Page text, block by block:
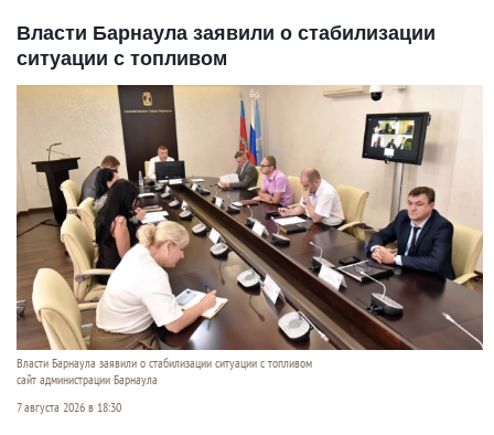
Власти Барнаула заявили о стабилизации
ситуации с топливом
Власти Барнаула заявили о стабилизации ситуации с топливом
сайт администрации Барнаула
7 августа 2026 в 18:30